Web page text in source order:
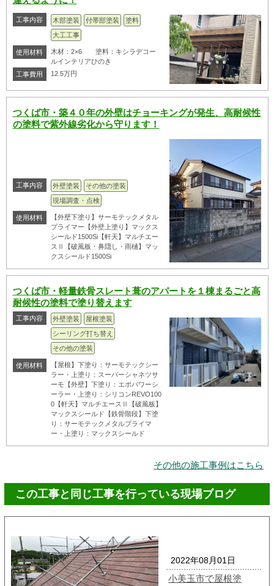
工事内容 木部塗装 付帯部塗装
塗料
大工工事
使用材料
木材：2×6 塗料：キシラデコー
ルインテリアひのき
工事費用
12.5万円
つくば市・築４０年の外壁はチョーキングが発生、高耐候性
の塗料で紫外線劣化から守ります！
工事内容 外壁塗装
その他の塗装
現場調査・点検
使用材料
【外壁下塗り】サーモテックメタル
プライマー【外壁上塗り】マックス
シールド1500Si【軒天】マルチエー
スⅡ【破風板・鼻隠し・雨樋】マッ
クスシールド1500Si
つくば市・軽量鉄骨スレート葺のアパートを１棟まるごと高
耐候性の塗料で塗り替えます
工事内容 外壁塗装
屋根塗装
シーリング打ち替え
その他の塗装
使用材料
【屋根】下塗り：サーモテックシー
ラー・上塗り：スーパーシャネツサ
ーモ【外壁】下塗り：エポパワーシ
ーラー・上塗り：シリコンREVO100
0【軒天】マルチエースⅡ【破風板】
マックスシールド【鉄骨階段】下塗
り：サーモテックメタルプライマ
ー・上塗り：マックスシールド
その他の施工事例はこちら
この工事と同じ工事を行っている現場ブログ
2022年08月01日
小美玉市で屋根塗